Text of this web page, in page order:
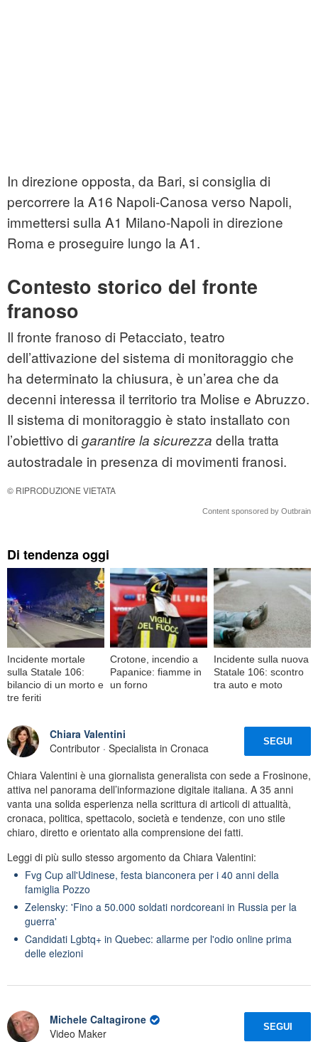
In direzione opposta, da Bari, si consiglia di
percorrere la A16 Napoli-Canosa verso Napoli,
immettersi sulla A1 Milano-Napoli in direzione
Roma e proseguire lungo la A1.
Contesto storico del fronte
franoso
Il fronte franoso di Petacciato, teatro
dell’attivazione del sistema di monitoraggio che
ha determinato la chiusura, è un’area che da
decenni interessa il territorio tra Molise e Abruzzo.
Il sistema di monitoraggio è stato installato con
l’obiettivo di garantire la sicurezza della tratta
autostradale in presenza di movimenti franosi.
© RIPRODUZIONE VIETATA
Content sponsored by Outbrain
Di tendenza oggi
Incidente mortale
sulla Statale 106:
bilancio di un morto e
tre feriti
Crotone, incendio a
Papanice: fiamme in
un forno
Incidente sulla nuova
Statale 106: scontro
tra auto e moto
Chiara Valentini
Contributor · Specialista in Cronaca
SEGUI
Chiara Valentini è una giornalista generalista con sede a Frosinone,
attiva nel panorama dell’informazione digitale italiana. A 35 anni
vanta una solida esperienza nella scrittura di articoli di attualità,
cronaca, politica, spettacolo, società e tendenze, con uno stile
chiaro, diretto e orientato alla comprensione dei fatti.
Leggi di più sullo stesso argomento da Chiara Valentini:
Fvg Cup all'Udinese, festa bianconera per i 40 anni della
famiglia Pozzo
Zelensky: 'Fino a 50.000 soldati nordcoreani in Russia per la
guerra'
Candidati Lgbtq+ in Quebec: allarme per l'odio online prima
delle elezioni
Michele Caltagirone
Video Maker
SEGUI